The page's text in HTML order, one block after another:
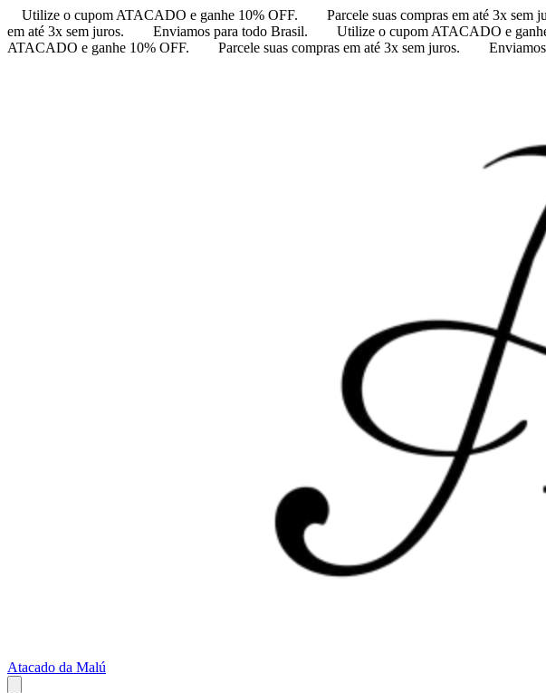
Utilize o cupom ATACADO e ganhe 10% OFF. Parcele suas compras em até 3x sem
em até 3x sem juros.
Enviamos para todo Brasil. Utilize o cupom ATACADO e
ATACADO e ganhe 10% OFF.
Parcele suas compras em até 3x sem juros.
Atacado da Malú